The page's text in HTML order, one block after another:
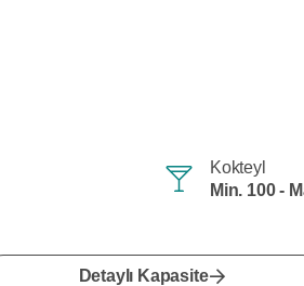
Kokteyl
Min. 100 -
Detaylı Kapasite